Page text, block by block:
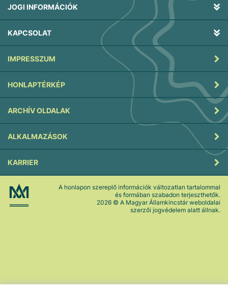
JOGI INFORMÁCIÓK
KAPCSOLAT
IMPRESSZUM
HONLAPTÉRKÉP
ARCHÍV OLDALAK
ALKALMAZÁSOK
KARRIER
A honlapon szereplő információk változatlan tartalommal
és formában szabadon terjeszthetők.
2026 © A Magyar Államkincstár weboldalai
szerzői jogvédelem alatt állnak.